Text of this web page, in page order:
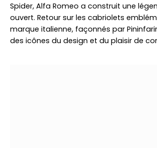
Spider, Alfa Romeo a construit une
ouvert. Retour sur les cabriolets
marque italienne, façonnés par
des icônes du design et du plaisir de